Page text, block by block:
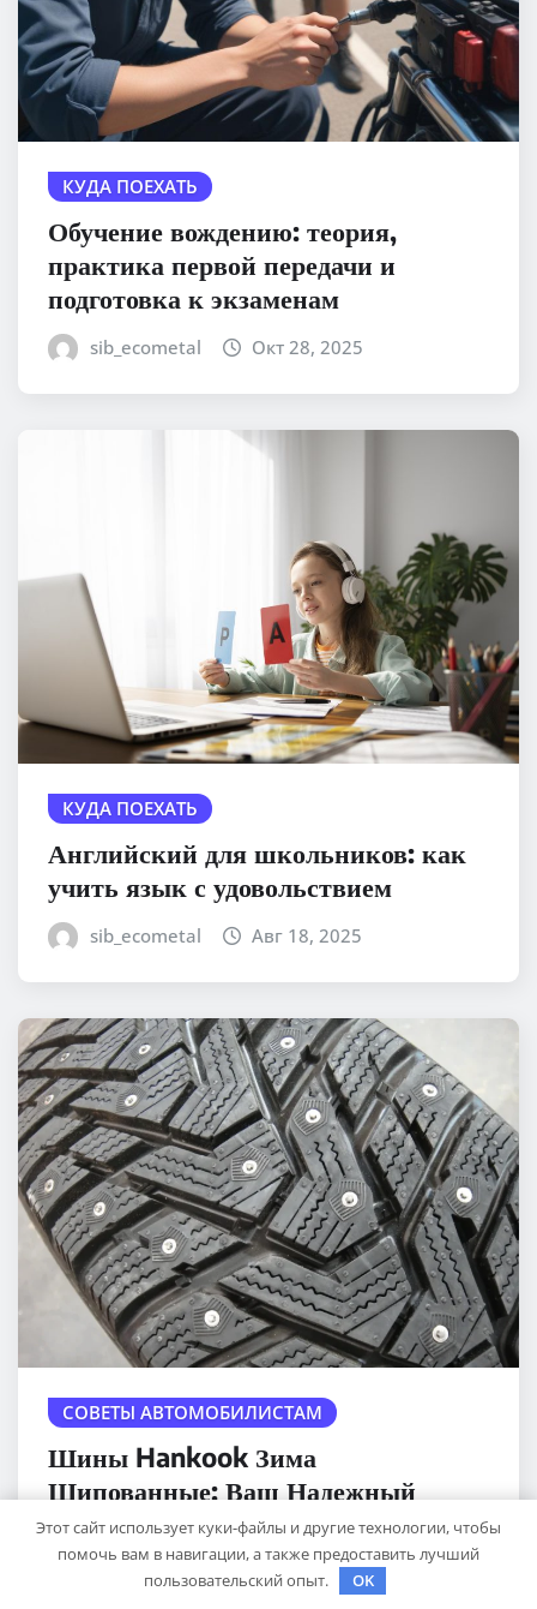
КУДА ПОЕХАТЬ
Обучение вождению: теория,
практика первой передачи и
подготовка к экзаменам
sib_ecometal Окт 28, 2025
КУДА ПОЕХАТЬ
Английский для школьников: как
учить язык с удовольствием
sib_ecometal Авг 18, 2025
СОВЕТЫ АВТОМОБИЛИСТАМ
Шины Hankook Зима
Шипованные: Ваш Надежный
Партнёр на Снежных Дорогах
sib_ecometal Ноя 15, 2024
Этот сайт использует куки-файлы и другие технологии, чтобы
помочь вам в навигации, а также предоставить лучший
пользовательский опыт.
OK